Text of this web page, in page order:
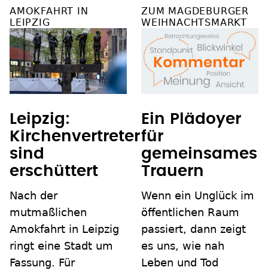
AMOKFAHRT IN
LEIPZIG
Leipzig:
Kirchenvertreter
sind
erschüttert
Nach der
mutmaßlichen
Amokfahrt in Leipzig
ringt eine Stadt um
Fassung. Für
ZUM MAGDEBURGER
WEIHNACHTSMARKT
Ein Plädoyer
für
gemeinsames
Trauern
Wenn ein Unglück im
öffentlichen Raum
passiert, dann zeigt
es uns, wie nah
Leben und Tod